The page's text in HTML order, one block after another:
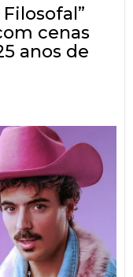
cenas
anos de